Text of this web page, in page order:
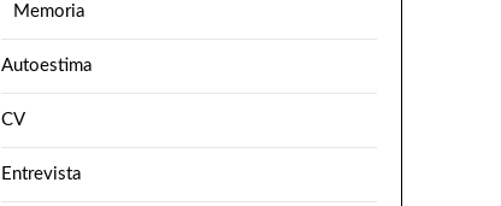
Memoria
Autoestima
CV
Entrevista